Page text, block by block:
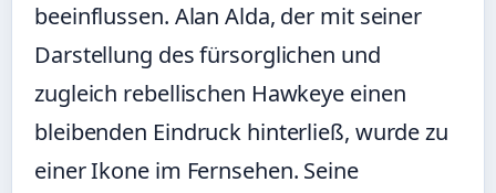
beeinflussen. Alan Alda, der mit seiner
Darstellung des fürsorglichen und
zugleich rebellischen Hawkeye einen
bleibenden Eindruck hinterließ, wurde zu
einer Ikone im Fernsehen. Seine